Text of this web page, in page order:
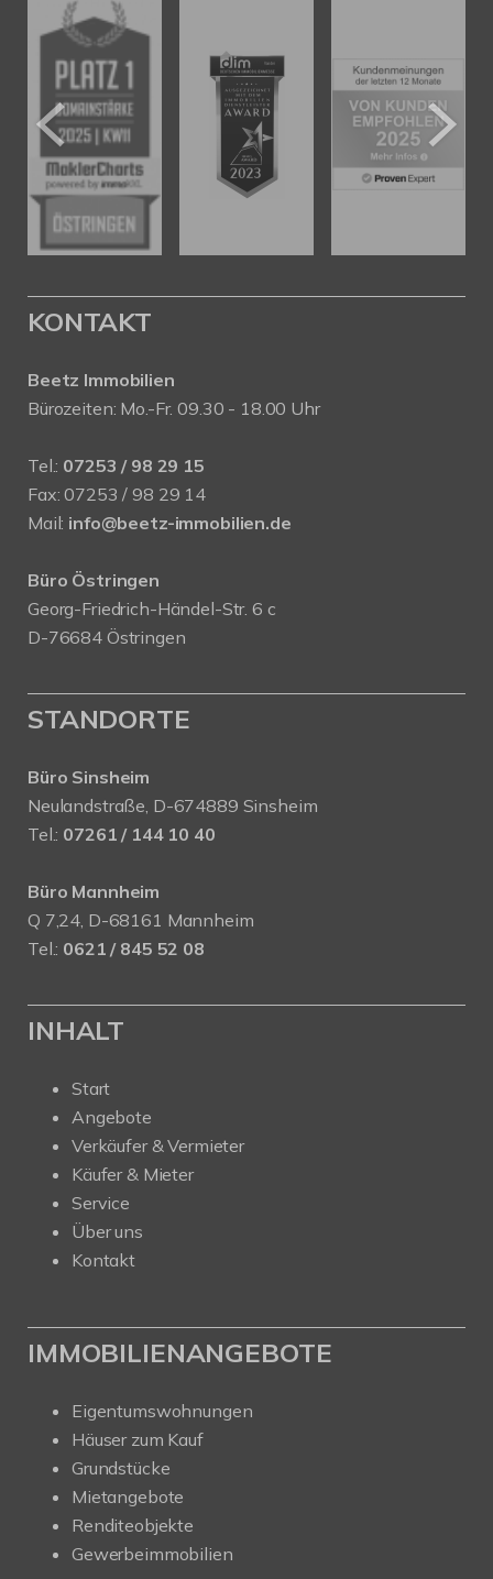
KONTAKT
Beetz Immobilien
Bürozeiten: Mo.-Fr. 09.30 - 18.00 Uhr
Tel.: 07253 / 98 29 15
Fax: 07253 / 98 29 14
Mail: info@beetz-immobilien.de
Büro Östringen
Georg-Friedrich-Händel-Str. 6 c
D-76684 Östringen
STANDORTE
Büro Sinsheim
Neulandstraße, D-674889 Sinsheim
Tel.: 07261 / 144 10 40
Büro Mannheim
Q 7,24, D-68161 Mannheim
Tel.: 0621 / 845 52 08
INHALT
Start
Angebote
Verkäufer & Vermieter
Käufer & Mieter
Service
Über uns
Kontakt
IMMOBILIENANGEBOTE
Eigentumswohnungen
Häuser zum Kauf
Grundstücke
Mietangebote
Renditeobjekte
Gewerbeimmobilien